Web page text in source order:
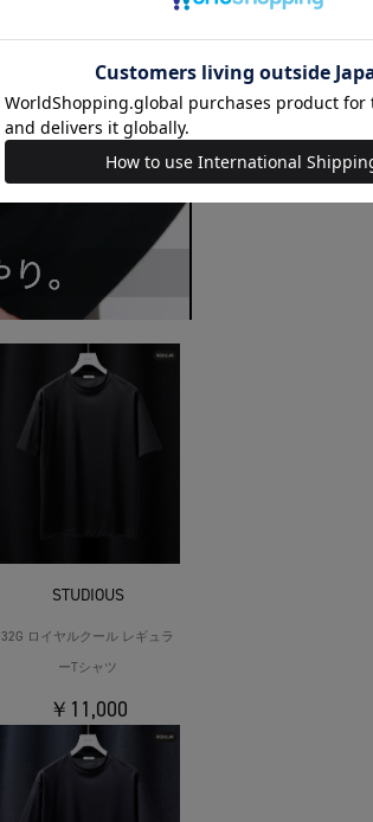
STUDIOUS
32G ロイヤルクール レギュラ
ーTシャツ
￥11,000